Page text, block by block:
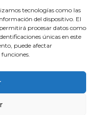
tecnologías como las
del dispositivo. El
procesar datos como
únicas en este
puede afectar